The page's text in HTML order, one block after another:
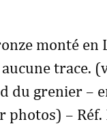
monté en
trace.
du grenier –
photos) –